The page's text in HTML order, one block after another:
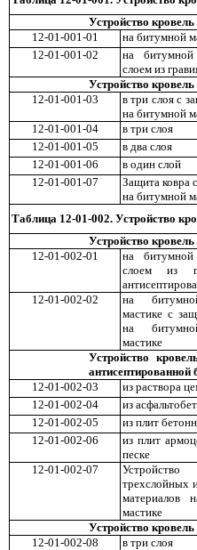
Устройство
12-01-001-01
на битумной
12-01-001-02
на
слоем из
Устройство
12-01-001-03
в три слоя с
на битумной
12-01-001-04
в три слоя
12-01-001-05
в два слоя
12-01-001-06
в один слой
12-01-001-07
Защита ковра
на битумной
Таблица 12-01-002. Устройство
Устройство
12-01-002-01
на
слоем из
12-01-002-02
на
мастике с
на
мастике
Устройство
12-01-002-03
из раствора
12-01-002-04
из
12-01-002-05
из плит
12-01-002-06
из плит
песке
12-01-002-07
трехслойных
материалов
мастике
Устройство
12-01-002-08
в три слоя